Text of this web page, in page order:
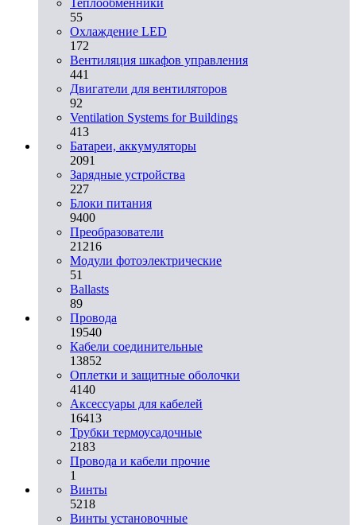
Теплообменники
55
Охлаждение LED
172
Вентиляция шкафов управления
441
Двигатели для вентиляторов
92
Ventilation Systems for Buildings
413
Батареи, аккумуляторы
2091
Зарядные устройства
227
Блоки питания
9400
Преобразователи
21216
Модули фотоэлектрические
51
Ballasts
89
Провода
19540
Кабели соединительные
13852
Оплетки и защитные оболочки
4140
Аксессуары для кабелей
16413
Трубки термоусадочные
2183
Провода и кабели прочие
1
Винты
5218
Винты установочные